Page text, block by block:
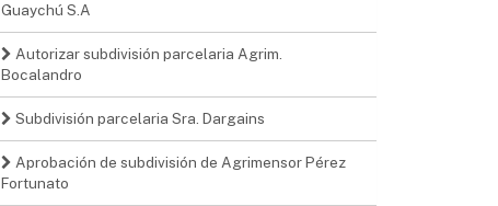
Guaychú S.A
Autorizar subdivisión parcelaria Agrim.
Bocalandro
Subdivisión parcelaria Sra. Dargains
Aprobación de subdivisión de Agrimensor Pérez
Fortunato